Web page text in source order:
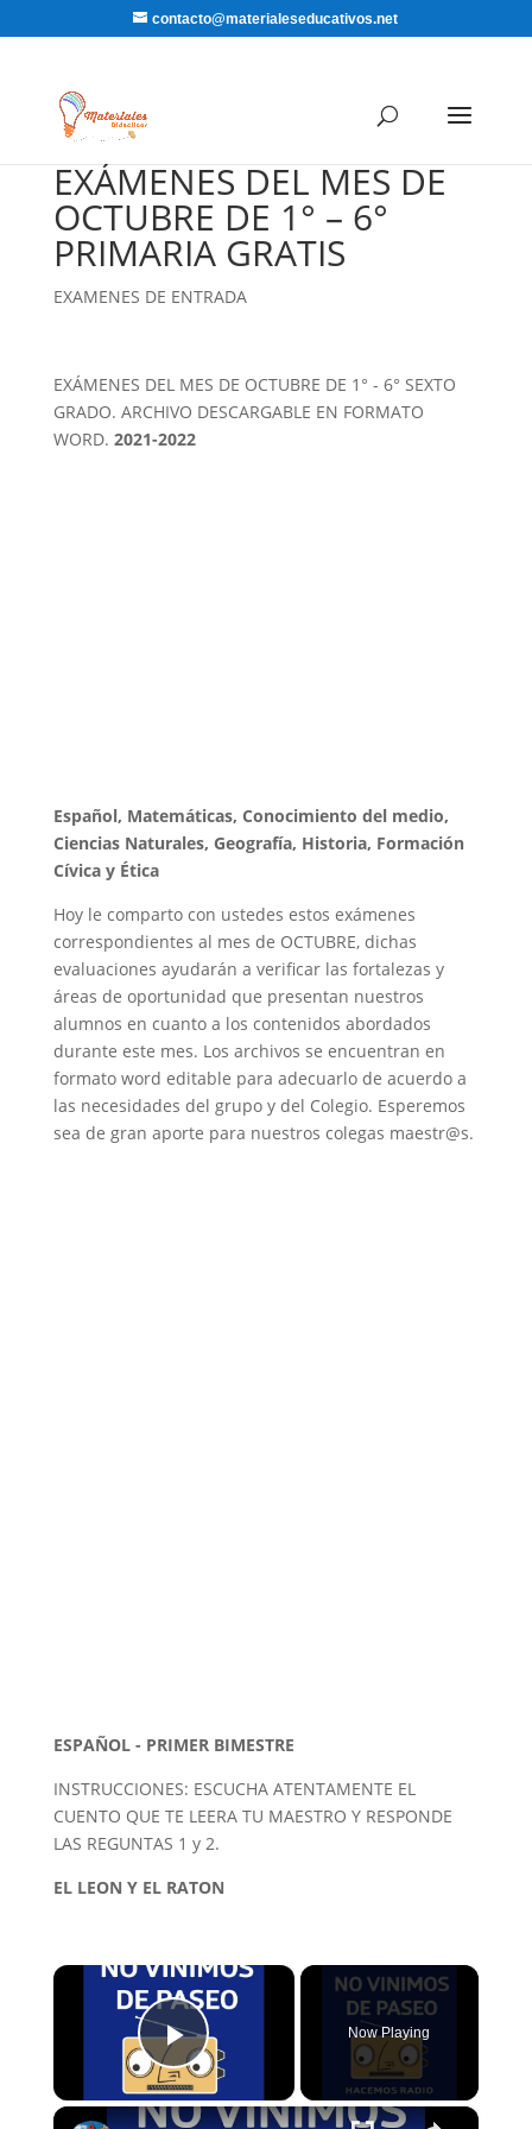
contacto@materialeseducativos.net
EXÁMENES DEL MES DE
OCTUBRE DE 1° – 6°
PRIMARIA GRATIS
EXAMENES DE ENTRADA
EXÁMENES DEL MES DE OCTUBRE DE 1° - 6° SEXTO
GRADO. ARCHIVO DESCARGABLE EN FORMATO
WORD. 2021-2022
Español, Matemáticas, Conocimiento del medio,
Ciencias Naturales, Geografía, Historia, Formación
Cívica y Ética
Hoy le comparto con ustedes estos exámenes
correspondientes al mes de OCTUBRE, dichas
evaluaciones ayudarán a verificar las fortalezas y
áreas de oportunidad que presentan nuestros
alumnos en cuanto a los contenidos abordados
durante este mes. Los archivos se encuentran en
formato word editable para adecuarlo de acuerdo a
las necesidades del grupo y del Colegio. Esperemos
sea de gran aporte para nuestros colegas maestr@s.
ESPAÑOL - PRIMER BIMESTRE
INSTRUCCIONES: ESCUCHA ATENTAMENTE EL
CUENTO QUE TE LEERA TU MAESTRO Y RESPONDE
LAS REGUNTAS 1 y 2.
EL LEON Y EL RATON
×
Play Video
Now Playing
×